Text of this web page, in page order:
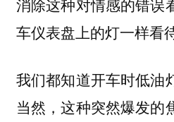
消除这种对情感的错误
车仪表盘上的灯一样看
我们都知道开车时低油
当然，这种突然爆发的